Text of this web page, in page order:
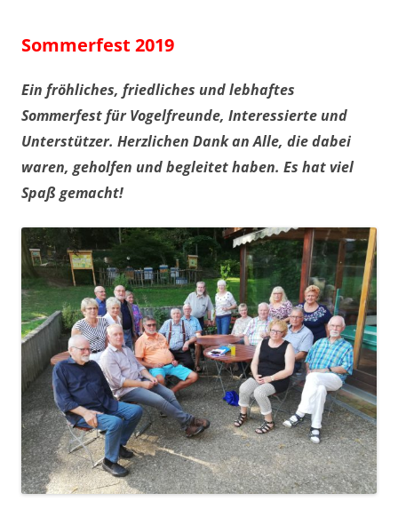
Sommerfest 2019
Ein fröhliches, friedliches und lebhaftes
Sommerfest für Vogelfreunde, Interessierte und
Unterstützer. Herzlichen Dank an Alle, die dabei
waren, geholfen und begleitet haben. Es hat viel
Spaß gemacht!